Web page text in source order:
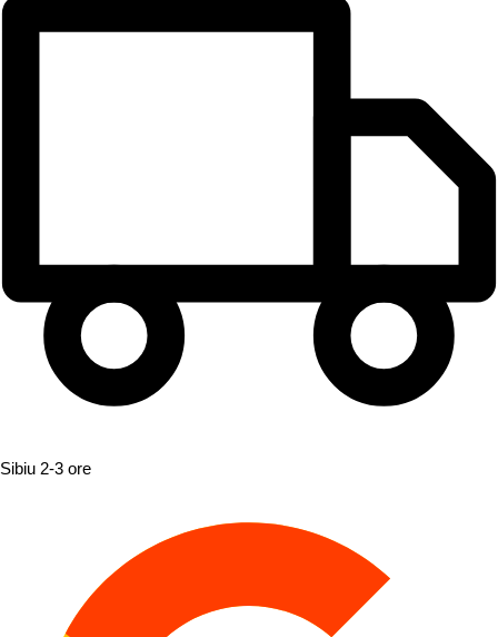
Sibiu 2-3 ore